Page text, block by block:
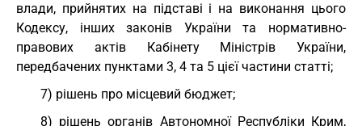
влади, прийнятих на підставі і на виконання цього
Кодексу, інших законів України та нормативно-
правових актів Кабінету Міністрів України,
передбачених пунктами 3, 4 та 5 цієї частини статті;
7) рішень про місцевий бюджет;
8) рішень органів Автономної Республіки Крим,